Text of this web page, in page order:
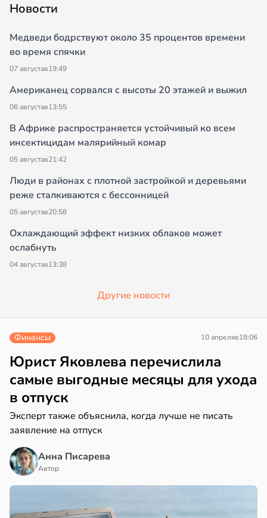
Новости
Медведи бодрствуют около 35 процентов времени
во время спячки
07 августав19:49
Американец сорвался с высоты 20 этажей и выжил
06 августав13:55
В Африке распространяется устойчивый ко всем
инсектицидам малярийный комар
05 августав21:42
Люди в районах с плотной застройкой и деревьями
реже сталкиваются с бессонницей
05 августав20:58
Охлаждающий эффект низких облаков может
ослабнуть
04 августав13:38
Другие новости
Финансы 10 апреляв18:06
Юрист Яковлева перечислила
самые выгодные месяцы для ухода
в отпуск
Эксперт также объяснила, когда лучше не писать
заявление на отпуск
Анна Писарева
Автор